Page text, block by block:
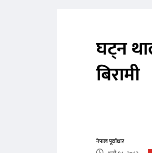
घट्न
बिरामी
नेपाल पूर्वाधार